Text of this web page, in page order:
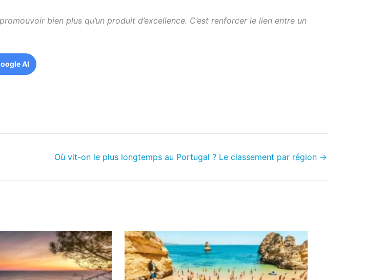
bien plus qu’un produit d’excellence. C’est renforcer le lien entre un
AI
Où vit-on le plus longtemps au Portugal ? Le classement par région →